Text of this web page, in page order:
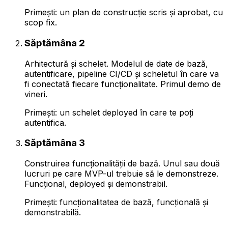
Primești: un plan de construcție scris și aprobat, cu
scop fix.
Săptămâna 2
Arhitectură și schelet. Modelul de date de bază,
autentificare, pipeline CI/CD și scheletul în care va
fi conectată fiecare funcționalitate. Primul demo de
vineri.
Primești: un schelet deployed în care te poți
autentifica.
Săptămâna 3
Construirea funcționalității de bază. Unul sau două
lucruri pe care MVP-ul trebuie să le demonstreze.
Funcțional, deployed și demonstrabil.
Primești: funcționalitatea de bază, funcțională și
demonstrabilă.